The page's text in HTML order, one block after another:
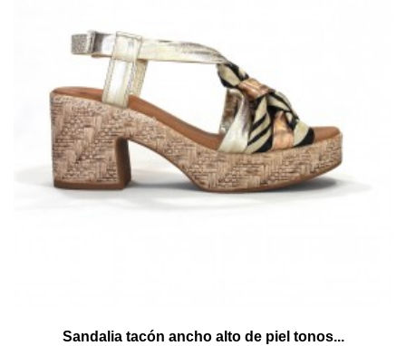
Sandalia tacón ancho alto de piel tonos...